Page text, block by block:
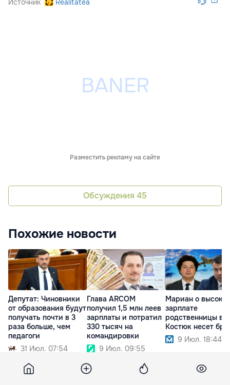
Источник Realitatea
Разместить рекламу на сайте
Обсуждения 45
Похожие новости
Депутат: Чиновники
от образования будут
получать почти в 3
раза больше, чем
педагоги
31 Июл. 07:54
Глава ARCOM
получил 1,5 млн леев
зарплаты и потратил
330 тысяч на
командировки
9 Июл. 09:55
Мариан о
зарплате
родственницы в
Костюк несет
9 Июл. 18:44